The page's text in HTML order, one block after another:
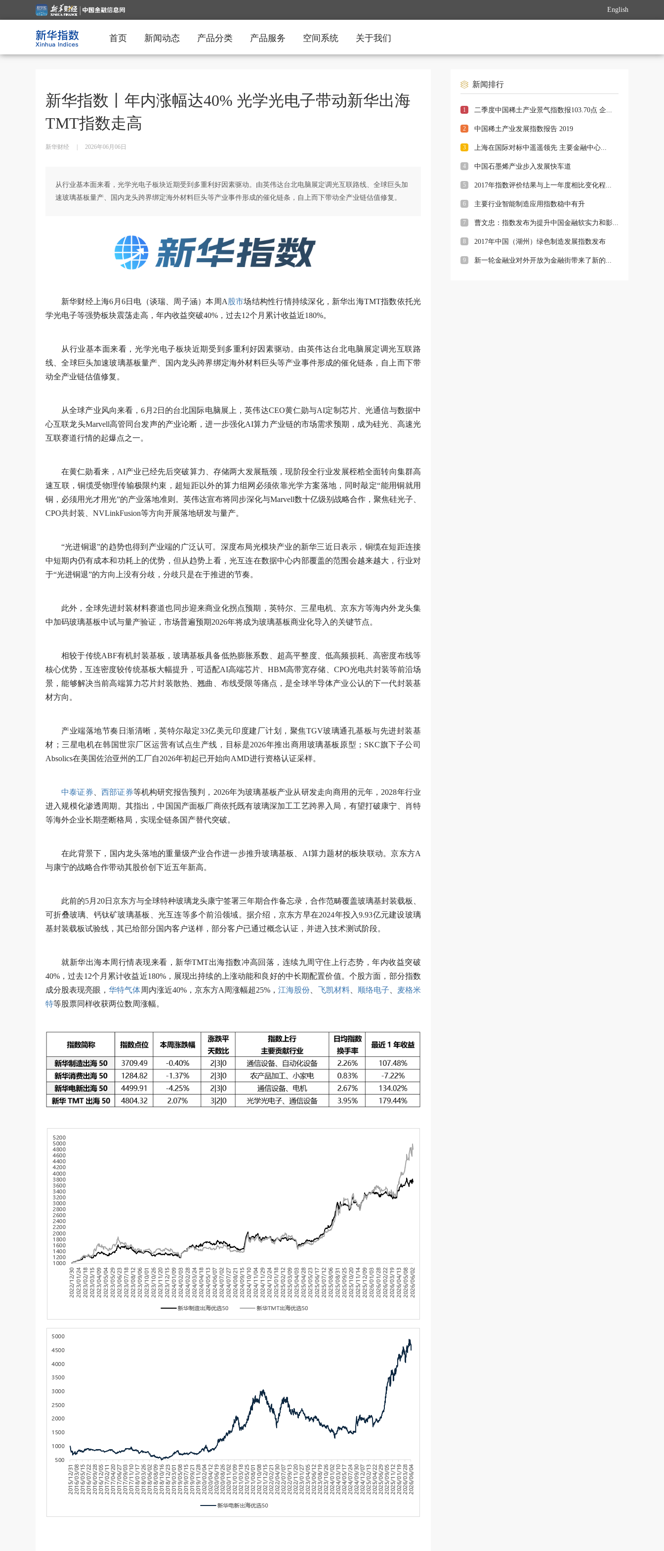
English
首页 新闻动态 产品分类 产品服务 空间系统 关于我们
新华指数丨年内涨幅达40% 光学光电子带动新华出海
TMT指数走高
新华财经 2026年06月06日
从行业基本面来看，光学光电子板块近期受到多重利好因素驱动。由英伟达台北电脑展定调光互联路线、全球巨头加
速玻璃基板量产、国内龙头跨界绑定海外材料巨头等产业事件形成的催化链条，自上而下带动全产业链估值修复。
新华财经上海6月6日电（谈瑞、周子涵）本周A 股市场结构性行情持续深化，新华出海TMT指数依托光
学光电子等强势板块震荡走高，年内收益突破40%，过去12个月累计收益近180%。
从行业基本面来看，光学光电子板块近期受到多重利好因素驱动。由英伟达台北电脑展定调光互联路
线、全球巨头加速玻璃基板量产、国内龙头跨界绑定海外材料巨头等产业事件形成的催化链条，自上而下带
动全产业链估值修复。
从全球产业风向来看，6月2日的台北国际电脑展上，英伟达CEO黄仁勋与AI定制芯片、光通信与数据中
心互联龙头Marvell高管同台发声的产业论断，进一步强化AI算力产业链的市场需求预期，成为硅光、高速光
互联赛道行情的起爆点之一。
在黄仁勋看来，AI产业已经先后突破算力、存储两大发展瓶颈，现阶段全行业发展桎梏全面转向集群高
速互联，铜缆受物理传输极限约束，超短距以外的算力组网必须依靠光学方案落地，同时敲定“能用铜就用
铜，必须用光才用光”的产业落地准则。英伟达宣布将同步深化与Marvell数十亿级别战略合作，聚焦硅光子、
CPO共封装、NVLinkFusion等方向开展落地研发与量产。
“光进铜退”的趋势也得到产业端的广泛认可。深度布局光模块产业的新华三近日表示，铜缆在短距连接
中短期内仍有成本和功耗上的优势，但从趋势上看，光互连在数据中心内部覆盖的范围会越来越大，行业对
于“光进铜退”的方向上没有分歧，分歧只是在于推进的节奏。
此外，全球先进封装材料赛道也同步迎来商业化拐点预期，英特尔、三星电机、京东方等海内外龙头集
中加码玻璃基板中试与量产验证，市场普遍预期2026年将成为玻璃基板商业化导入的关键节点。
相较于传统ABF有机封装基板，玻璃基板具备低热膨胀系数、超高平整度、低高频损耗、高密度布线等
核心优势，互连密度较传统基板大幅提升，可适配AI高端芯片、HBM高带宽存储、CPO光电共封装等前沿场
景，能够解决当前高端算力芯片封装散热、翘曲、布线受限等痛点，是全球半导体产业公认的下一代封装基
材方向。
产业端落地节奏日渐清晰，英特尔敲定33亿美元印度建厂计划，聚焦TGV玻璃通孔基板与先进封装基
材；三星电机在韩国世宗厂区运营有试点生产线，目标是2026年推出商用玻璃基板原型；SKC旗下子公司
Absolics在美国佐治亚州的工厂自2026年初起已开始向AMD进行资格认证采样。
中泰证券 西部证券等机构研究报告预判，2026年为玻璃基板产业从研发走向商用的元年，2028年行业
进入规模化渗透周期。其指出，中国国产面板厂商依托既有玻璃深加工工艺跨界入局，有望打破康宁、肖特
等海外企业长期垄断格局，实现全链条国产替代突破。
在此背景下，国内龙头落地的重量级产业合作进一步推升玻璃基板、AI算力题材的板块联动。京东方A
与康宁的战略合作带动其股价创下近五年新高。
此前的5月20日京东方与全球特种玻璃龙头康宁签署三年期合作备忘录，合作范畴覆盖玻璃基封装载板、
可折叠玻璃、钙钛矿玻璃基板、光互连等多个前沿领域。据介绍，京东方早在2024年投入9.93亿元建设玻璃
基封装载板试验线，其已给部分国内客户送样，部分客户已通过概念认证，并进入技术测试阶段。
就新华出海本周行情表现来看，新华TMT出海指数冲高回落，连续九周守住上行态势，年内收益突破
40%，过去12个月累计收益近180%，展现出持续的上涨动能和良好的中长期配置价值。个股方面，部分指数
成分股表现亮眼，华特气体周内涨近40%，京东方A周涨幅超25%，江海股份 飞凯材料、 顺络电子
麦格米
特等股票同样收获两位数周涨幅。
新闻排行
1 二季度中国稀土产业景气指数报103.70点 企...
2 中国稀土产业发展指数报告 2019
3 上海在国际对标中遥遥领先 主要金融中心...
4 中国石墨烯产业步入发展快车道
5 2017年指数评价结果与上一年度相比变化程...
6 主要行业智能制造应用指数稳中有升
7 曹文忠：指数发布为提升中国金融软实力和影...
8 2017年中国（湖州）绿色制造发展指数发布
9 新一轮金融业对外开放为金融街带来了新的...